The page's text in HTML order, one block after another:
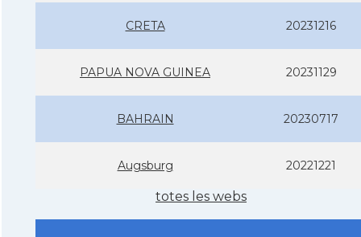
CRETA 20231216
PAPUA NOVA GUINEA 20231129
BAHRAIN 20230717
Augsburg 20221221
totes les webs